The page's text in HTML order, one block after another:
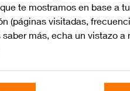
te mostramos en base a
(páginas visitadas,
saber más, echa un vistazo a